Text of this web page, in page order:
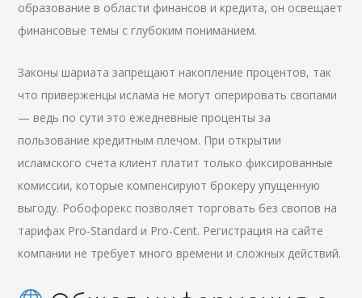
образование в области финансов и кредита, он освещает
финансовые темы с глубоким пониманием.
Законы шариата запрещают накопление процентов, так
что приверженцы ислама не могут оперировать свопами
— ведь по сути это ежедневные проценты за
пользование кредитным плечом. При открытии
исламского счета клиент платит только фиксированные
комиссии, которые компенсируют брокеру упущенную
выгоду. Робофорекс позволяет торговать без свопов на
тарифах Pro-Standard и Pro-Cent. Регистрация на сайте
компании не требует много времени и сложных действий.